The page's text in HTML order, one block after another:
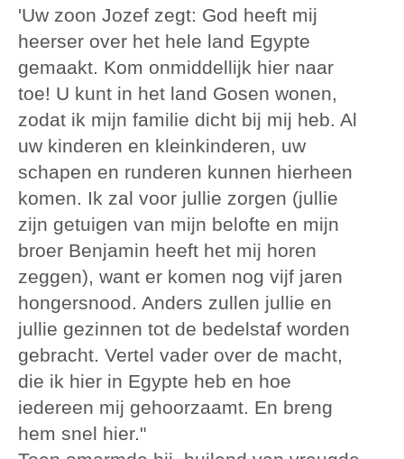
'Uw zoon Jozef zegt: God heeft mij
heerser over het hele land Egypte
gemaakt. Kom onmiddellijk hier naar
toe! U kunt in het land Gosen wonen,
zodat ik mijn familie dicht bij mij heb. Al
uw kinderen en kleinkinderen, uw
schapen en runderen kunnen hierheen
komen. Ik zal voor jullie zorgen (jullie
zijn getuigen van mijn belofte en mijn
broer Benjamin heeft het mij horen
zeggen), want er komen nog vijf jaren
hongersnood. Anders zullen jullie en
jullie gezinnen tot de bedelstaf worden
gebracht. Vertel vader over de macht,
die ik hier in Egypte heb en hoe
iedereen mij gehoorzaamt. En breng
hem snel hier."